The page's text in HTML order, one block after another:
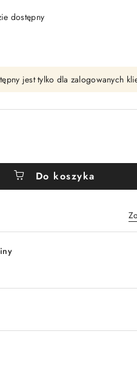
dostępny
jest tylko dla zalogowanych
Do koszyka